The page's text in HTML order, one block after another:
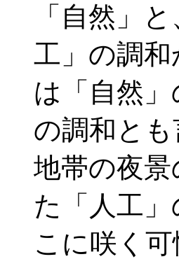
「自然」
工」の調
は「自然
の調和と
地帯の夜
た「人工
こに咲く